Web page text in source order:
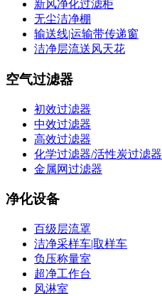
新风净化过滤柜
无尘洁净棚
输送线|运输带传递窗
洁净层流送风天花
空气过滤器
初效过滤器
中效过滤器
高效过滤器
化学过滤器/活性炭过滤器
金属网过滤器
净化设备
百级层流罩
洁净采样车|取样车
负压称量室
超净工作台
风淋室